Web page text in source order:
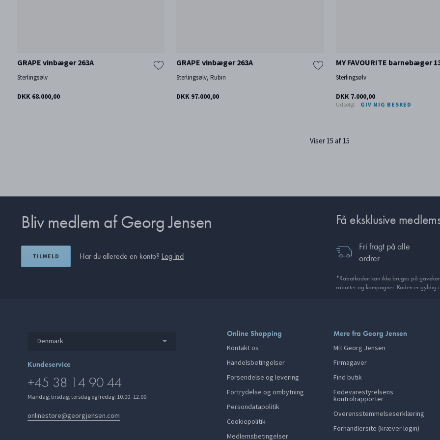
GRAPE vinbæger 263A
Sterlingsølv
DKK 68.000,00
GRAPE vinbæger 263A
Sterlingsølv, Rubin
DKK 97.000,00
MY FAVOURITE barnebæger
Sterlingsølv
DKK 7.000,00
Udsolgt GIV MIG BESKED
Viser 15 af 15
Bliv medlem af Georg Jensen
TILMELD Har du allerede en konto? Log ind
Få eksklusive
Fri fragt på alle
ordrer
*Rabatkoden kan ikke bruges på
rabatter og kampagner. Koden er gyldig
Denmark
Kundeservice
+45 38 14 90 44
Mandag, tirsdag, torsdag og fredag: 10.00–12.00
onlinestore@georgjensen.com
Online Shopping
Kontakt os
Handelsbetingelser
Forsendelse og levering
Fortrydelse og ombytning
Persondatapolitik
Cookiepolitik
Medlemsbetingelser
Mere fra Georg Jensen
Mit Georg Jensen
Firmagaver
Find butik
Fødevarestyrelsens
kontrolrapporter
Overensstemmelseserklæring
Forhandlersite (kræver login)